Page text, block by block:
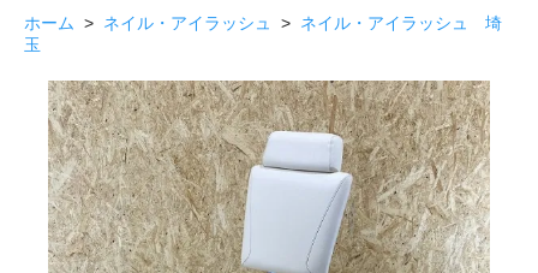
ホーム > ネイル・アイラッシュ > ネイル・アイラッシュ 埼
玉